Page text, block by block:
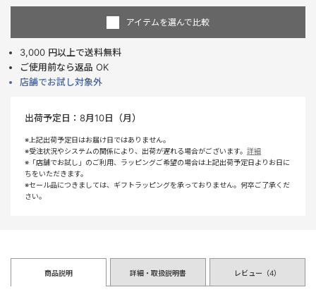
アイテムを選んで比較
3,000 円以上で送料無料
ご使用前なら返品 OK
店舗でお試し対象外
出荷予定日： 8月10日（月）
※上記出荷予定日はお届け日ではありません。
※受注状況やシステムの関係により、出荷が遅れる場合がございます。 詳細
※「店舗でお試し」のご利用、ラッピングご希望の場合は上記出荷予定日よりお日に
ちをいただきます。
※セール品につきましては、ギフトラッピングを承っておりません。何卒ご了承くだ
さい。
商品説明 詳細・取扱説明書 レビュー（4）